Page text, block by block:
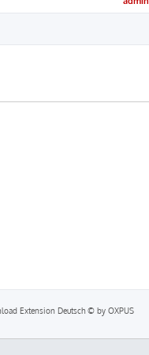
Extension Deutsch © by OXPUS